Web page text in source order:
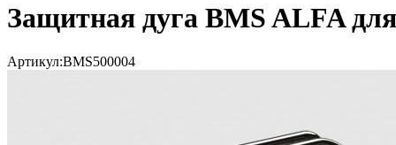
Защитная дуга BMS ALFA
Артикул:BMS500004